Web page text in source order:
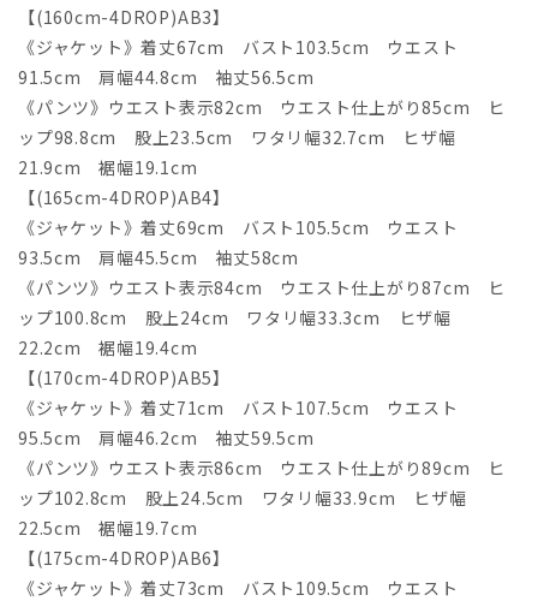
【(160cm-4DROP)AB3】
《ジャケット》着丈67cm バスト103.5cm ウエスト
91.5cm 肩幅44.8cm 袖丈56.5cm
《パンツ》ウエスト表示82cm ウエスト仕上がり85cm ヒ
ップ98.8cm 股上23.5cm ワタリ幅32.7cm ヒザ幅
21.9cm 裾幅19.1cm
【(165cm-4DROP)AB4】
《ジャケット》着丈69cm バスト105.5cm ウエスト
93.5cm 肩幅45.5cm 袖丈58cm
《パンツ》ウエスト表示84cm ウエスト仕上がり87cm ヒ
ップ100.8cm 股上24cm ワタリ幅33.3cm ヒザ幅
22.2cm 裾幅19.4cm
【(170cm-4DROP)AB5】
《ジャケット》着丈71cm バスト107.5cm ウエスト
95.5cm 肩幅46.2cm 袖丈59.5cm
《パンツ》ウエスト表示86cm ウエスト仕上がり89cm ヒ
ップ102.8cm 股上24.5cm ワタリ幅33.9cm ヒザ幅
22.5cm 裾幅19.7cm
【(175cm-4DROP)AB6】
《ジャケット》着丈73cm バスト109.5cm ウエスト